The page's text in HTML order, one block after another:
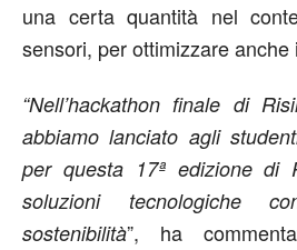
una certa quantità nel
sensori, per ottimizzare
“Nell’hackathon finale di
abbiamo lanciato agli
per questa 17ª edizione di
soluzioni tecnologiche
sostenibilità”, ha